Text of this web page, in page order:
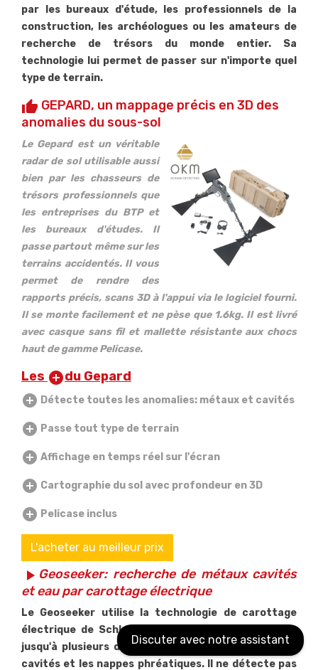
par les bureaux d'étude, les professionnels de la
construction, les archéologues ou les amateurs de
recherche de trésors du monde entier. Sa
technologie lui permet de passer sur n'importe quel
type de terrain.
thumb_up GEPARD, un mappage précis en 3D des
anomalies du sous-sol
Le Gepard est un véritable
radar de sol utilisable aussi
bien par les chasseurs de
trésors professionnels que
les entreprises du BTP et
les bureaux d'études. Il
passe partout même sur les
terrains accidentés. Il vous
permet de rendre des
rapports précis, scans 3D à l'appui via le logiciel fourni.
Il se monte facilement et ne pèse que 1.6kg. Il est livré
avec casque sans fil et mallette résistante aux chocs
haut de gamme Pelicase.
Les add_circledu Gepard
add_circle Détecte toutes les anomalies: métaux et cavités
add_circle Passe tout type de terrain
add_circle Affichage en temps réel sur l'écran
add_circle Cartographie du sol avec profondeur en 3D
add_circle Pelicase inclus
L'acheter au meilleur prix
play_arrowGeoseeker: recherche de métaux cavités
et eau par carottageélectrique
Le Geoseeker utilise la technologie de carottage
électrique de Schlumberger. Il permet de localiser
jusqu'à plusieurs dizaines de mètres sous terre les
cavités et les nappes phréatiques. Il ne détecte pas
Discuter avec notre assistant